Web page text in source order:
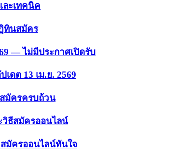
ละเทคนิค
ทินสมัคร
— ไม่มีประกาศเปิดรับ
ดต 13 เม.ย. 2569
มัครครบถ้วน
วิธีสมัครออนไลน์
มัครออนไลน์ทันใจ